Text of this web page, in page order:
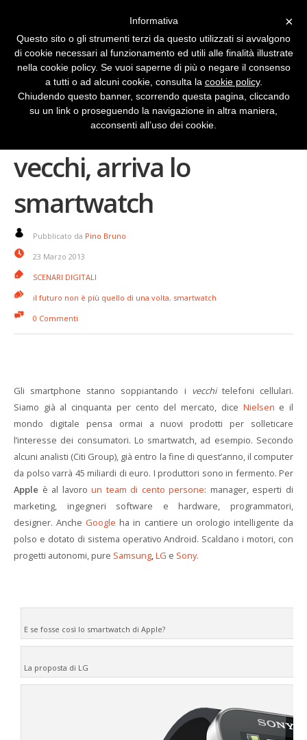
Gli smartphone sono
vecchi, arriva lo
smartwatch
Pubblicato da Pino Bruno
23 Marzo 2013
SCENARI DIGITALI
il futuro non è più quello di una volta, smartwatch
0 Commenti
Gli smartphone stanno soppiantando i vecchitelefoni cellulari.
Siamo già al cinquanta per cento del mercato, dice Nielsen e il
mondo digitale pensa ormai a nuovi prodotti per solleticare
l’interesse dei consumatori. Lo smartwatch, ad esempio. Secondo
alcuni analisti (Citi Group), già entro la fine di quest’anno, il computer
da polso varrà 45 miliardi di euro. I produttori sono in fermento. Per
Apple è al lavoroun team di cento persone: manager, esperti di
marketing, ingegneri software e hardware, programmatori,
designer. Anche Google ha in cantiere un orologio intelligente da
polso e dotato di sistema operativo Android. Scaldano i motori, con
progetti autonomi, pure Samsung,LG e Sony.
E se fosse così lo smartwatch di Apple?
La proposta di LG
×
Informativa
Questo sito o gli strumenti terzi da questo utilizzati si avvalgono
di cookie necessari al funzionamento ed utili alle finalità illustrate
nella cookie policy. Se vuoi saperne di più o negare il consenso
a tutti o ad alcuni cookie, consulta la cookie policy.
Chiudendo questo banner, scorrendo questa pagina, cliccando
su un link o proseguendo la navigazione in altra maniera,
acconsenti all’uso dei cookie.